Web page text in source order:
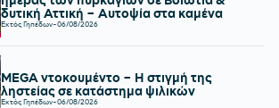
δυτική Αττική – Αυτοψία στα καμένα
Εκτός Γηπέδων-06/08/2026
MEGA ντοκουμέντο – Η στιγμή της
ληστείας σε κατάστημα ψιλικών
Εκτός Γηπέδων-06/08/2026